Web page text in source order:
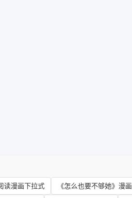
读漫画下拉式 《怎么也要不够她》漫画